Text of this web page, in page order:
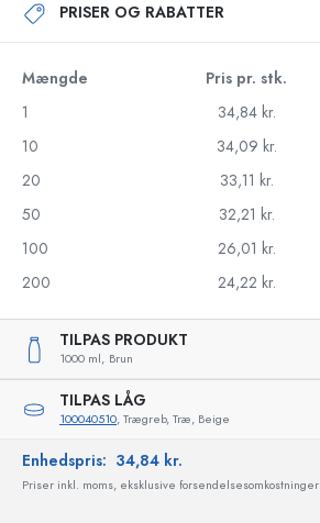
PRISER OG RABATTER
Mængde Pris pr. stk.
1
34,84 kr.
10
34,09 kr.
20
33,11 kr.
50
32,21 kr.
100
26,01 kr.
200
24,22 kr.
TILPAS PRODUKT
1000 ml, Brun
TILPAS LÅG
100040510, Trægreb, Træ, Beige
Enhedspris: 34,84 kr.
Priser inkl. moms, eksklusive forsendelsesomkostninger